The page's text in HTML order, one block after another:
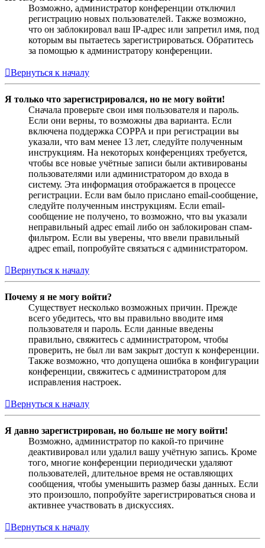
Возможно, администратор конференции отключил
регистрацию новых пользователей. Также возможно,
что он заблокировал ваш IP-адрес или запретил имя, под
которым вы пытаетесь зарегистрироваться. Обратитесь
за помощью к администратору конференции.
Вернуться к началу
Я только что зарегистрировался, но не могу войти!
Сначала проверьте свои имя пользователя и пароль.
Если они верны, то возможны два варианта. Если
включена поддержка COPPA и при регистрации вы
указали, что вам менее 13 лет, следуйте полученным
инструкциям. На некоторых конференциях требуется,
чтобы все новые учётные записи были активированы
пользователями или администратором до входа в
систему. Эта информация отображается в процессе
регистрации. Если вам было прислано email-сообщение,
следуйте полученным инструкциям. Если email-
сообщение не получено, то возможно, что вы указали
неправильный адрес email либо он заблокирован спам-
фильтром. Если вы уверены, что ввели правильный
адрес email, попробуйте связаться с администратором.
Вернуться к началу
Почему я не могу войти?
Существует несколько возможных причин. Прежде
всего убедитесь, что вы правильно вводите имя
пользователя и пароль. Если данные введены
правильно, свяжитесь с администратором, чтобы
проверить, не был ли вам закрыт доступ к конференции.
Также возможно, что допущена ошибка в конфигурации
конференции, свяжитесь с администратором для
исправления настроек.
Вернуться к началу
Я давно зарегистрирован, но больше не могу войти!
Возможно, администратор по какой-то причине
деактивировал или удалил вашу учётную запись. Кроме
того, многие конференции периодически удаляют
пользователей, длительное время не оставляющих
сообщения, чтобы уменьшить размер базы данных. Если
это произошло, попробуйте зарегистрироваться снова и
активнее участвовать в дискуссиях.
Вернуться к началу